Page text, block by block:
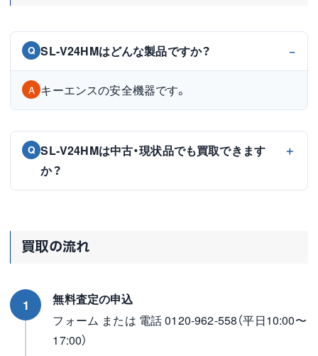
Q SL-V24HMはどんな製品ですか？
A キーエンスの安全機器です。
Q SL-V24HMは中古・現状品でも買取できます
か？
買取の流れ
1
無料査定の申込
フォーム または 電話 0120-962-558（平日10:00〜
17:00）